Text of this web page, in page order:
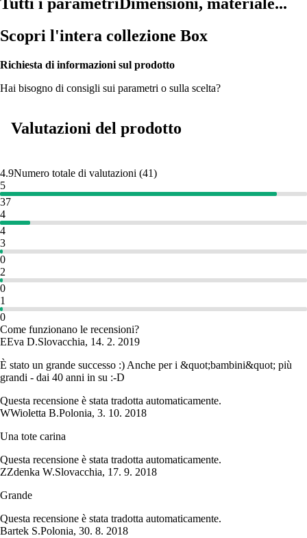
Scopri l'intera collezione Box
Richiesta di informazioni sul prodotto
Hai bisogno di consigli sui parametri o sulla scelta?
Valutazioni del prodotto
4.9Numero totale di valutazioni (41)
5
37
4
4
3
0
2
0
1
0
Come funzionano le recensioni?
EEva D.Slovacchia, 14. 2. 2019
È stato un grande successo :) Anche per i &quot;bambini&quot; più
grandi - dai 40 anni in su :-D
Questa recensione è stata tradotta automaticamente.
WWioletta B.Polonia, 3. 10. 2018
Una tote carina
Questa recensione è stata tradotta automaticamente.
ZZdenka W.Slovacchia, 17. 9. 2018
Grande
Questa recensione è stata tradotta automaticamente.
Bartek S.Polonia, 30. 8. 2018